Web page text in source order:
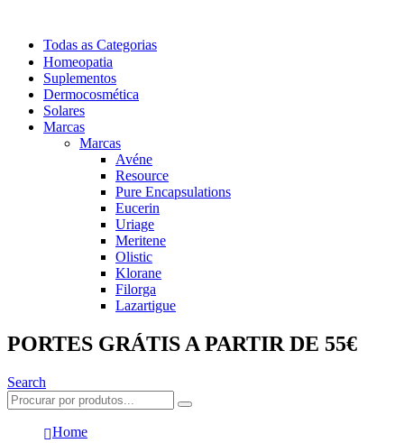
Todas as Categorias
Homeopatia
Suplementos
Dermocosmética
Solares
Marcas
Marcas
Avéne
Resource
Pure Encapsulations
Eucerin
Uriage
Meritene
Olistic
Klorane
Filorga
Lazartigue
PORTES GRÁTIS A PARTIR DE 55€
Search
Home